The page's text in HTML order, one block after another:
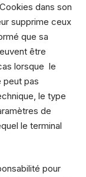
dans son
supprime ceux
que sa
être
lorsque le
peut pas
le type
de
le terminal
pour